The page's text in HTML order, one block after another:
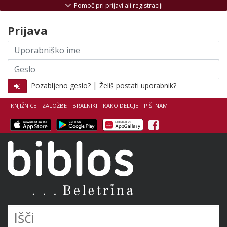
KNJIŽNICE ZALOŽBE BRALNIKI KAKO DELUJE PIŠI NAM
Facebook
Pomoč pri prijavi ali registraciji
Prijava
Uporabniško
ime
Geslo
Pozabljeno geslo? | Želiš postati uporabnik?